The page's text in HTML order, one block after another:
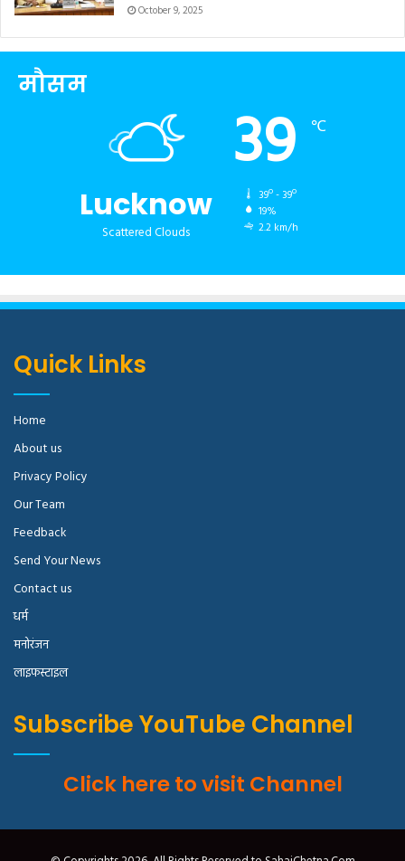
October 9, 2025
मौसम
Lucknow
Scattered Clouds
39 ℃
39º - 39º
19%
2.2 km/h
Quick Links
Home
About us
Privacy Policy
Our Team
Feedback
Send Your News
Contact us
धर्म
मनोरंजन
लाइफस्टाइल
Subscribe YouTube Channel
Click here to visit Channel